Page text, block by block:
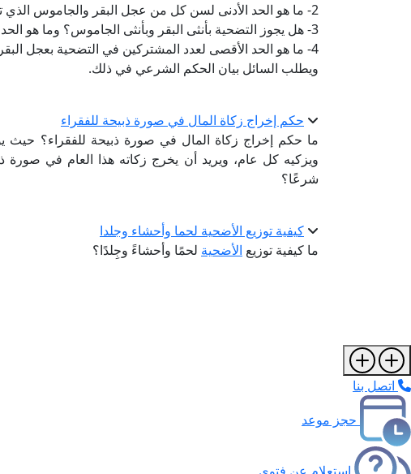
2- ما هو الحد الأدنى لسن كل من عجل البقر والجاموس الذي تتم به التضحية؟
3- هل يجوز التضحية بأنثى البقر وبأنثى الجاموس؟ وما هو الحد الأدنى لسن كل منهما؟
4- ما هو الحد الأقصى لعدد المشتركين في التضحية بعجل البقر أو عجل الجاموس؟
ويطلب السائل بيان الحكم الشرعي في ذلك.
حكم إخراج زكاة المال في صورة ذبيحة للفقراء
ما حكم إخراج زكاة المال في صورة ذبيحة للفقراء؟ حيث
ويزكيه كل عام، ويريد أن يخرج زكاته هذا العام في صورة
شرعًا؟
كيفية توزيع الأضحية لحما وأحشاء وجلدا
ما كيفية توزيع الأضحية لحمًا وأحشاءً وجِلدًا؟
اتصل بنا
حجز موعد